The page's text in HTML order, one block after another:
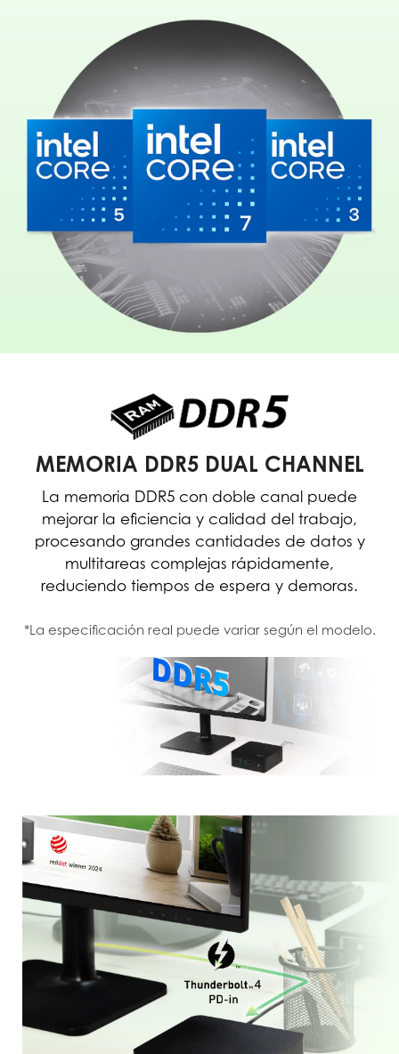
MEMORIA DDR5 DUAL CHANNEL
La memoria DDR5 con doble canal puede
mejorar la eficiencia y calidad del trabajo,
procesando grandes cantidades de datos y
multitareas complejas rápidamente,
reduciendo tiempos de espera y demoras.
*La especificación real puede variar según el modelo.